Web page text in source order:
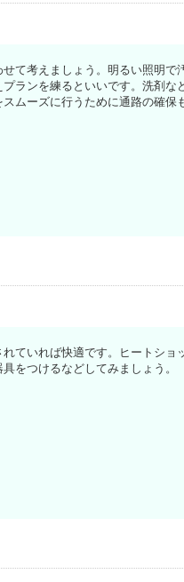
て考えましょう。明るい照明で
ランを練るといいです。洗剤な
ムーズに行うために通路の確保
ていれば快適です。ヒートショ
をつけるなどしてみましょう。